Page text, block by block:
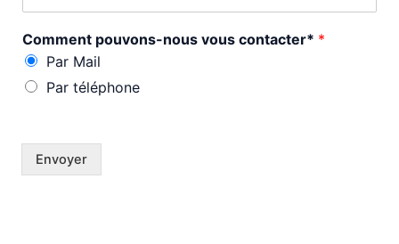
Comment pouvons-nous vous contacter* *
Par Mail
Par téléphone
Envoyer